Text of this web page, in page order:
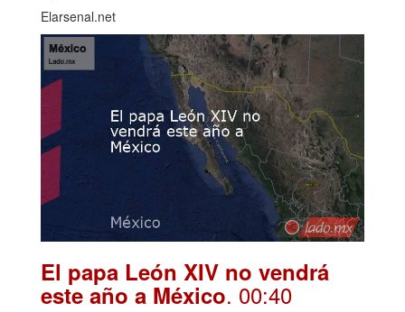
Elarsenal.net
El papa León XIV no vendrá
este año a México. 00:40